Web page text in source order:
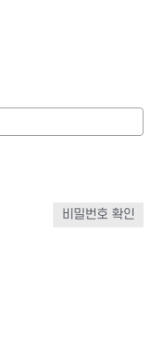
비밀번호 확인